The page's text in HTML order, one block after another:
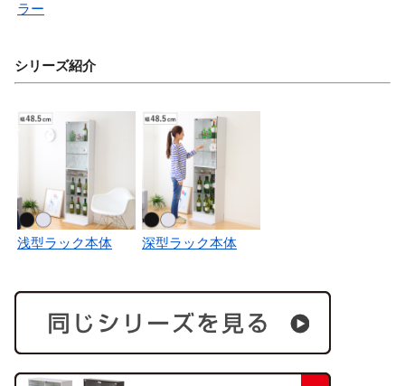
ラー
シリーズ紹介
浅型ラック本体 深型ラック本体